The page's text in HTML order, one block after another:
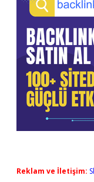
Reklam ve İletişim: